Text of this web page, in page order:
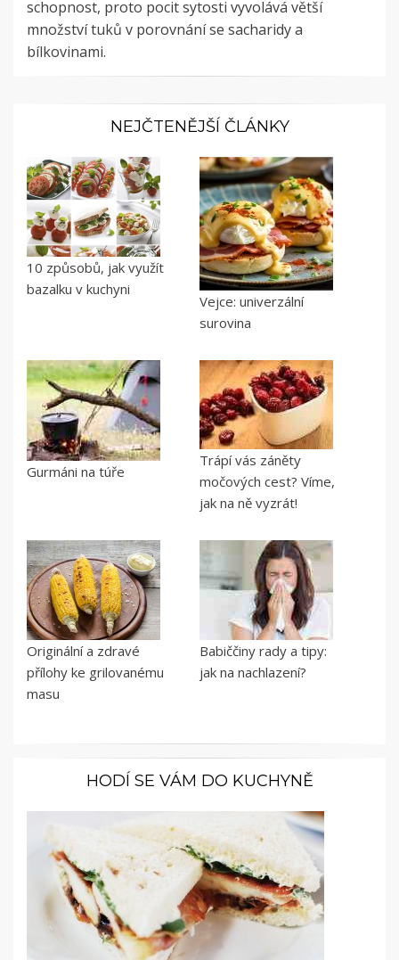
schopnost, proto pocit sytosti vyvolává větší
množství tuků v porovnání se sacharidy a
bílkovinami.
NEJČTENĚJŠÍ ČLÁNKY
10 způsobů, jak využít
bazalku v kuchyni
Vejce: univerzální
surovina
Gurmáni na túře
Trápí vás záněty
močových cest? Víme,
jak na ně vyzrát!
Originální a zdravé
přílohy ke grilovanému
masu
Babiččiny rady a tipy:
jak na nachlazení?
HODÍ SE VÁM DO KUCHYNĚ